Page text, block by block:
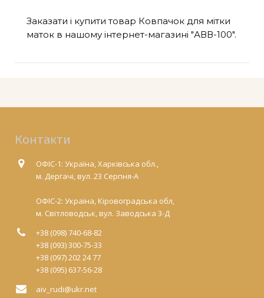
Заказати і купити товар Ковпачок для мітки
маток в нашому інтернет-магазині "АВВ-100".
Контакти
ОФІС-1: Україна, Харківська обл.,
м. Дергачі, вул. 23 Серпня-А
ОФІС-2: Україна, Кіровоградська обл,
м. Світловодськ, вул. Заводська 3-Д
+38 (098) 740-68-82
+38 (093) 300-75-33
+38 (097) 202 24 77
+38 (095) 637-56-28
aiv_rudi@ukr.net